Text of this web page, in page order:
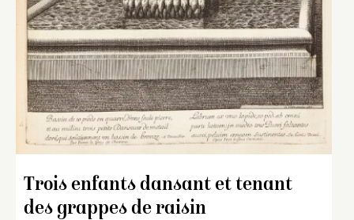
Trois enfants dansant et tenant
des grappes de raisin